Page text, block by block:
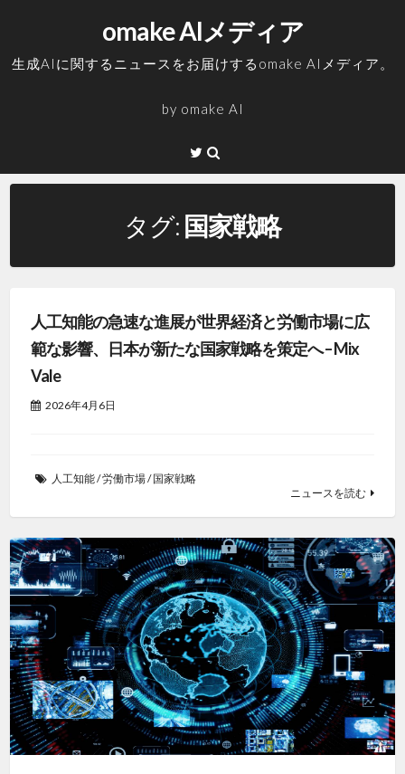
ッ
omake AIメディア
生成AIに関するニュースをお届けするomake AIメディア。
by omake AI
Twitter
タグ: 国家戦略
人工知能の急速な進展が世界経済と労働市場に広
範な影響、日本が新たな国家戦略を策定へ – Mix
Vale
2026年4月6日
人工知能/労働市場/国家戦略
ニュースを読む